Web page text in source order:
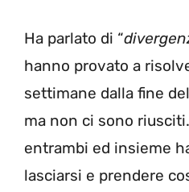
Ha parlato di “
hanno provato a
settimane dalla fine
ma non ci sono
entrambi ed insieme
lasciarsi e prendere